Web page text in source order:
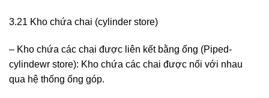
3.21 Kho chứa chai (cylinder store)
– Kho chứa các chai được liên kết bằng ống (Piped-
cylindewr store): Kho chứa các chai được nối với nhau
qua hệ thống ống góp.